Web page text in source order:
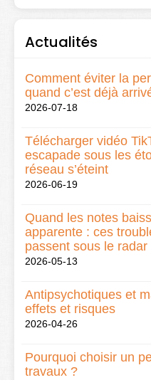
Actualités
Comment éviter la
quand c’est déjà
2026-07-18
Télécharger vidéo
escapade sous les
réseau s’éteint
2026-06-19
Quand les notes
apparente : ces
passent sous le
2026-05-13
Antipsychotiques et
effets et risques
2026-04-26
Pourquoi choisir un
travaux ?